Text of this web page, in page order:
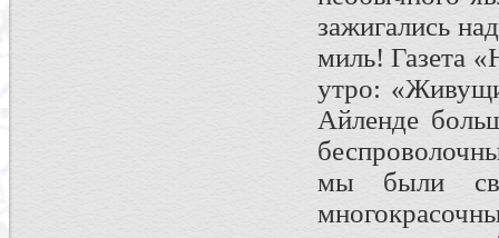
зажигались
миль! Газета
утро:
Айленде
мы были